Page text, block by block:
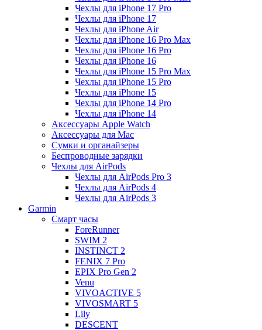
Чехлы для iPhone 17 Pro
Чехлы для iPhone 17
Чехлы для iPhone Air
Чехлы для iPhone 16 Pro Max
Чехлы для iPhone 16 Pro
Чехлы для iPhone 16
Чехлы для iPhone 15 Pro Max
Чехлы для iPhone 15 Pro
Чехлы для iPhone 15
Чехлы для iPhone 14 Pro
Чехлы для iPhone 14
Аксессуары Apple Watch
Аксессуары для Mac
Сумки и органайзеры
Беспроводные зарядки
Чехлы для AirPods
Чехлы для AirPods Pro 3
Чехлы для AirPods 4
Чехлы для AirPods 3
Garmin
Смарт часы
ForeRunner
SWIM 2
INSTINCT 2
FENIX 7 Pro
EPIX Pro Gen 2
Venu
VIVOACTIVE 5
VIVOSMART 5
Lily
DESCENT